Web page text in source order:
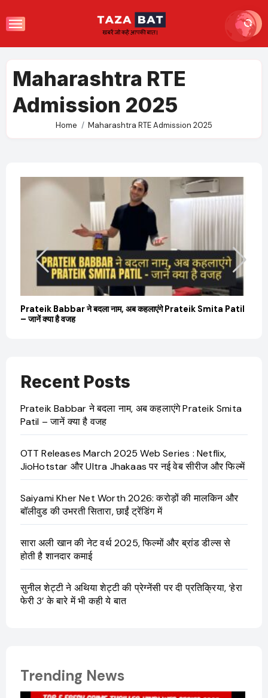
to
Maharashtra RTE
Admission 2025
Home Maharashtra RTE Admission 2025
Prateik Babbar ने बदला नाम, अब कहलाएंगे Prateik Smita Patil
– जानें क्या है वजह
Recent Posts
Prateik Babbar ने बदला नाम, अब कहलाएंगे Prateik Smita
Patil – जानें क्या है वजह
OTT Releases March 2025 Web Series : Netflix,
JioHotstar और Ultra Jhakaas पर नई वेब सीरीज और फिल्में
Saiyami Kher Net Worth 2026: करोड़ों की मालकिन और
बॉलीवुड की उभरती सितारा, छाईं ट्रेंडिंग में
सारा अली खान की नेट वर्थ 2025, फिल्मों और ब्रांड डील्स से
होती है शानदार कमाई
सुनील शेट्टी ने अथिया शेट्टी की प्रेग्नेंसी पर दी प्रतिक्रिया, ‘हेरा
फेरी 3’ के बारे में भी कही ये बात
Trending News